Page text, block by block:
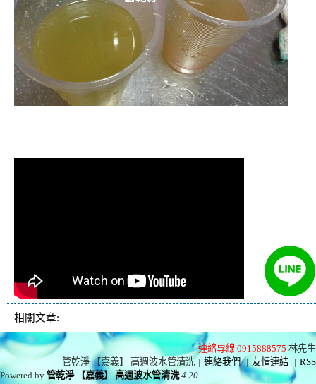
相關文章:
連絡專線 0915888575 林先生
管乾淨 【嘉義】 高週波水管清洗 | 連絡我們 | 友情連結 | RSS
Powered by管乾淨 【嘉義】 高週波水管清洗 4.20